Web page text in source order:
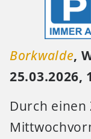
Borkwalde,
25.03.2026,
Durch einen